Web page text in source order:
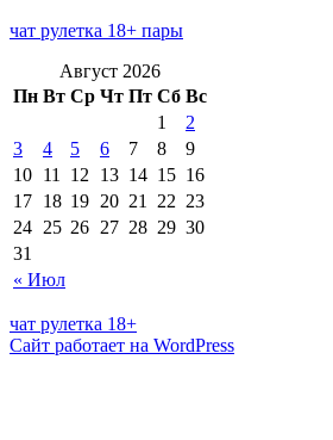
чат рулетка 18+ пары
Август 2026
Пн Вт Ср Чт Пт Сб Вс
« Июл
1
2
3
4 5 6 7 8
9
10 11 12 13 14 15 16
17 18 19 20 21 22 23
24 25 26 27 28 29 30
31
чат рулетка 18+
Сайт работает на WordPress